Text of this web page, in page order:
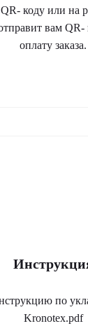
коду или на
вам QR-
оплату заказа.
по
Kronotex.pdf